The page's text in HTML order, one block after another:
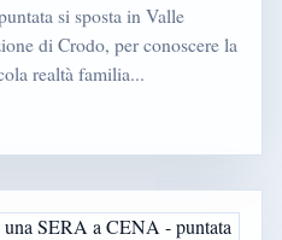
si sposta in Valle
di Crodo, per conoscere la
realtà familia...